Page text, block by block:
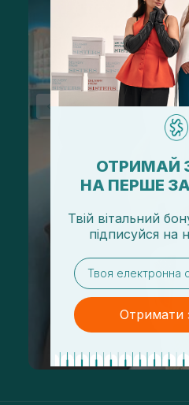
ОТРИМАЙ
НА ПЕРШЕ
Твій вітальний
підписуйся на
email
Отримати